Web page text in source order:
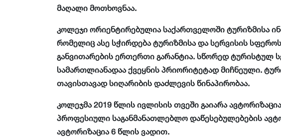
მაღალი მოთხოვნაა.
კოლეჯი ორიენტირებულია საქართველოში ტურიზმისა
რომელიც ასე სჭირდება ტურიზმისა და სერვისის
განვითარების ერთერთი გარანტია. სწორედ ტურისტულ
სამართლიანადაა ქვეყნის პრიორიტეტად მიჩნეული.
თავისთავად სიღარიბის დაძლევის წინაპირობაა.
კოლეჯმა 2019 წლის ივლისის თვეში გაიარა
პროფესიული საგანმანათლებლო დაწესებულებების
ავტორიზაცია 6 წლის ვადით.